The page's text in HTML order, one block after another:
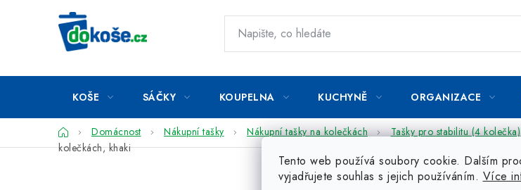
Tento web používá soubory cookie. Dalším
vyjadřujete souhlas s jejich používáním. Více
KOŠE SÁČKY KOUPELNA KUCHYNĚ ORGANIZACE
DomůDomácnost Nákupní tašky Nákupní tašky na kolečkách Tašky pro stabilitu (4 kolečka)
kolečkách, khaki